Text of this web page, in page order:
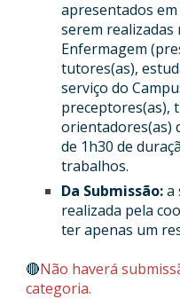
apresentados em
serem realizadas
Enfermagem
tutores(as),
serviço do
preceptores(as),
orientadores(as)
de 1h30 de
trabalhos.
Da Submissão:a
realizada pela
ter apenas um
🔴Não haverá
categoria.